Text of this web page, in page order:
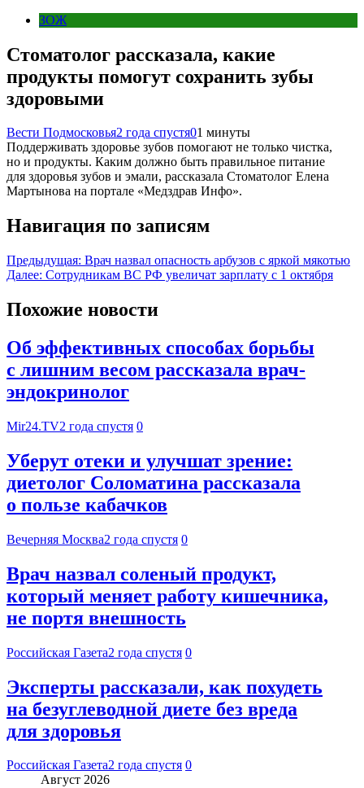
ЗОЖ
Стоматолог рассказала, какие
продукты помогут сохранить зубы
здоровыми
Вести Подмосковья2 года спустя01 минуты
Поддерживать здоровье зубов помогают не только чистка,
но и продукты. Каким должно быть правильное питание
для здоровья зубов и эмали, рассказала Стоматолог Елена
Мартынова на портале «Медздрав Инфо».
Навигация по записям
Предыдущая: Врач назвал опасность арбузов с яркой мякотью
Далее: Сотрудникам ВС РФ увеличат зарплату с 1 октября
Похожие новости
Об эффективных способах борьбы
с лишним весом рассказала врач-
эндокринолог
Mir24.TV2 года спустя 0
Уберут отеки и улучшат зрение:
диетолог Соломатина рассказала
о пользе кабачков
Вечерняя Москва2 года спустя 0
Врач назвал соленый продукт,
который меняет работу кишечника,
не портя внешность
Российская Газета2 года спустя 0
Эксперты рассказали, как похудеть
на безуглеводной диете без вреда
для здоровья
Российская Газета2 года спустя 0
Август 2026